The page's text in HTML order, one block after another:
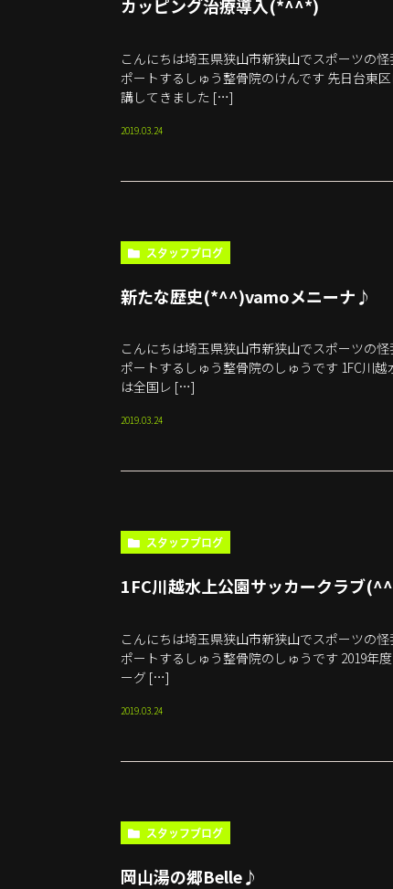
カッピング治療導入(*^^*)
こんにちは埼玉県狭山市新狭山でスポーツの
ポートするしゅう整骨院のけんです 先日台東
講してきました […]
2019.03.24
スタッフブログ
新たな歴史(*^^)vamoメニーナ♪
こんにちは埼玉県狭山市新狭山でスポーツの
ポートするしゅう整骨院のしゅうです 1FC川
は全国レ […]
2019.03.24
スタッフブログ
1FC川越水上公園サッカークラブ
こんにちは埼玉県狭山市新狭山でスポーツの
ポートするしゅう整骨院のしゅうです 2019年
ーグ […]
2019.03.24
スタッフブログ
岡山湯の郷Belle♪